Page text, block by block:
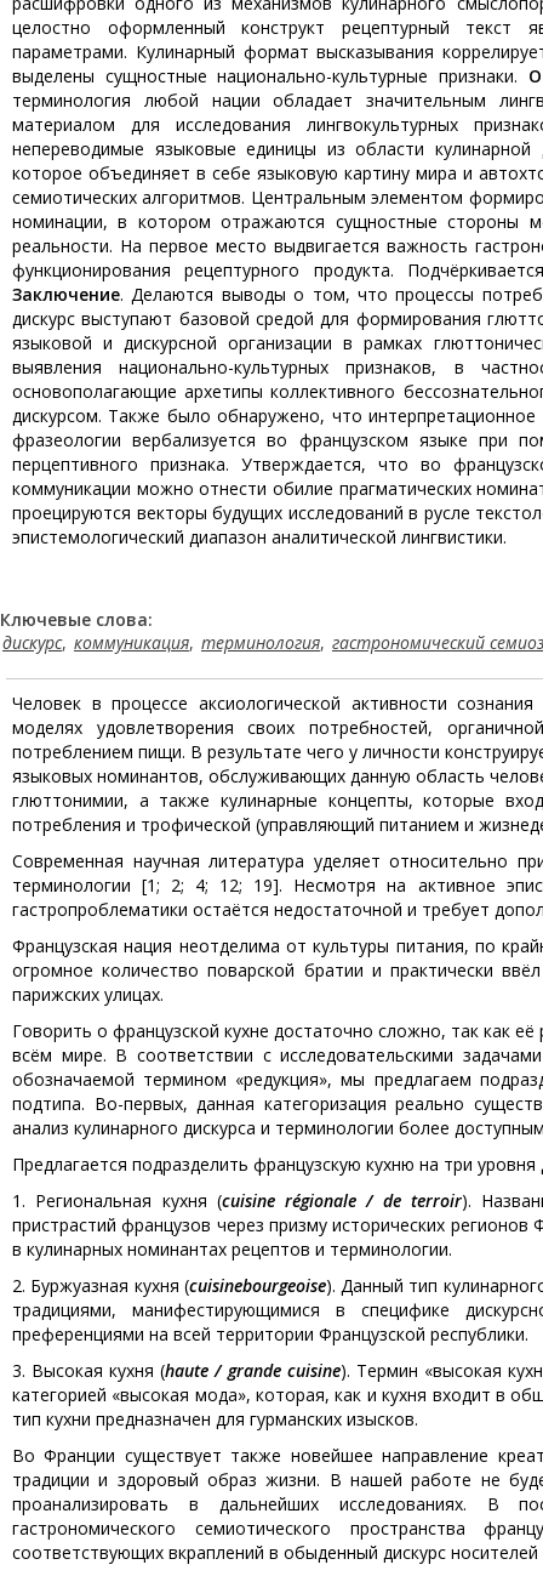
целостно оформленный конструкт рецептурный текст
параметрами. Кулинарный формат высказывания
выделены сущностные национально-культурные признаки.
терминология любой нации обладает значительным
материалом для исследования лингвокультурных
непереводимые языковые единицы из области кулинарной
которое объединяет в себе языковую картину мира и
семиотических алгоритмов. Центральным элементом
номинации, в котором отражаются сущностные стороны
реальности. На первое место выдвигается важность
функционирования рецептурного продукта.
Заключение. Делаются выводы о том, что процессы
дискурс выступают базовой средой для формирования
языковой и дискурсной организации в рамках
выявления национально-культурных признаков, в
основополагающие архетипы коллективного
дискурсом. Также было обнаружено, что
фразеологии вербализуется во французском языке при
перцептивного признака. Утверждается, что во
коммуникации можно отнести обилие прагматических
проецируются векторы будущих исследований в русле
эпистемологический диапазон аналитической лингвистики.
Ключевые слова:
дискурс, коммуникация, терминология, гастрономический
Человек в процессе аксиологической активности
моделях удовлетворения своих потребностей,
потреблением пищи. В результате чего у личности
языковых номинантов, обслуживающих данную область
глюттонимии, а также кулинарные концепты, которые
потребления и трофической (управляющий питанием и
Современная научная литература уделяет относительно
терминологии [1; 2; 4; 12; 19]. Несмотря на активное
гастропроблематики остаётся недостаточной и требует
Французская нация неотделима от культуры питания, по
огромное количество поварской братии и практически
парижских улицах.
Говорить о французской кухне достаточно сложно, так как
всём мире. В соответствии с исследовательскими
обозначаемой термином «редукция», мы предлагаем
подтипа. Во-первых, данная категоризация реально
анализ кулинарного дискурса и терминологии более
Предлагается подразделить французскую кухню на три уровня
1. Региональная кухня (cuisine régionale / de terroir).
пристрастий французов через призму исторических
в кулинарных номинантах рецептов и терминологии.
2. Буржуазная кухня (cuisinebourgeoise). Данный тип
традициями, манифестирующимися в специфике
преференциями на всей территории Французской республики.
3. Высокая кухня (haute / grande cuisine). Термин «высокая
категорией «высокая мода», которая, как и кухня входит в
тип кухни предназначен для гурманских изысков.
Во Франции существует также новейшее направление
традиции и здоровый образ жизни. В нашей работе не
проанализировать в дальнейших исследованиях. В
гастрономического семиотического пространства
соответствующих вкраплений в обыденный дискурс